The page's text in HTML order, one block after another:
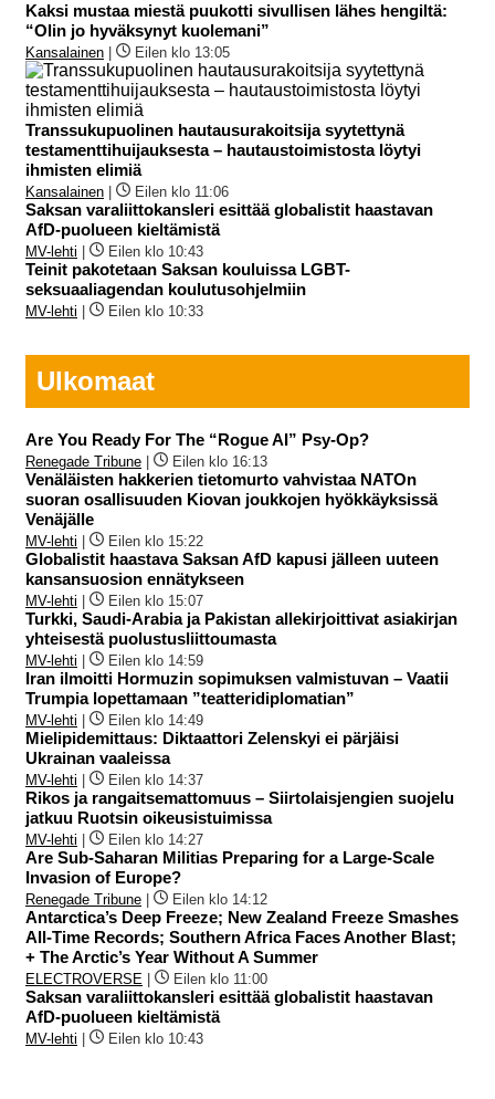
Kaksi mustaa miestä puukotti sivullisen lähes hengiltä:
“Olin jo hyväksynyt kuolemani”
Kansalainen Eilen klo 13:05
Transsukupuolinen hautausurakoitsija syytettynä
testamenttihuijauksesta – hautaustoimistosta löytyi
ihmisten elimiä
Kansalainen Eilen klo 11:06
Saksan varaliittokansleri esittää globalistit haastavan
AfD-puolueen kieltämistä
MV-lehti Eilen klo 10:43
Teinit pakotetaan Saksan kouluissa LGBT-
seksuaaliagendan koulutusohjelmiin
MV-lehti Eilen klo 10:33
Ulkomaat
Are You Ready For The “Rogue AI” Psy-Op?
Renegade Tribune Eilen klo 16:13
Venäläisten hakkerien tietomurto vahvistaa NATOn
suoran osallisuuden Kiovan joukkojen hyökkäyksissä
Venäjälle
MV-lehti Eilen klo 15:22
Globalistit haastava Saksan AfD kapusi jälleen uuteen
kansansuosion ennätykseen
MV-lehti Eilen klo 15:07
Turkki, Saudi-Arabia ja Pakistan allekirjoittivat asiakirjan
yhteisestä puolustusliittoumasta
MV-lehti Eilen klo 14:59
Iran ilmoitti Hormuzin sopimuksen valmistuvan – Vaatii
Trumpia lopettamaan ”teatteridiplomatian”
MV-lehti Eilen klo 14:49
Mielipidemittaus: Diktaattori Zelenskyi ei pärjäisi
Ukrainan vaaleissa
MV-lehti Eilen klo 14:37
Rikos ja rangaitsemattomuus – Siirtolaisjengien suojelu
jatkuu Ruotsin oikeusistuimissa
MV-lehti Eilen klo 14:27
Are Sub-Saharan Militias Preparing for a Large-Scale
Invasion of Europe?
Renegade Tribune Eilen klo 14:12
Antarctica’s Deep Freeze; New Zealand Freeze Smashes
All-Time Records; Southern Africa Faces Another Blast;
+ The Arctic’s Year Without A Summer
ELECTROVERSE Eilen klo 11:00
Saksan varaliittokansleri esittää globalistit haastavan
AfD-puolueen kieltämistä
MV-lehti Eilen klo 10:43